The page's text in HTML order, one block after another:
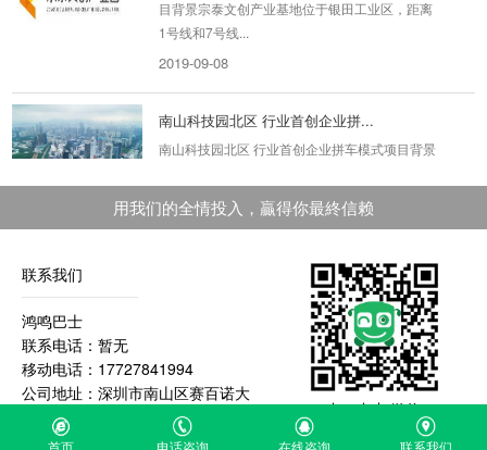
1号线和7号线...
2019-09-08
南山科技园北区 行业首创企业拼...
南山科技园北区 行业首创企业拼车模式项目背景
望有车队愿...
2019-08-29
FLA服饰多人多地用车包车背景：集团高层的华
南巡店活动及中外人员参观交流会广深用车，需
2019-08-29
屈臣氏通勤班车管理系统，节省班...
用我们的全情投入，贏得你最終信赖
联系我们
鸿鸣巴士
联系电话：暂无
移动电话：17727841994
公司地址：深圳市南山区赛百诺大
厦A426
扫一扫加微信